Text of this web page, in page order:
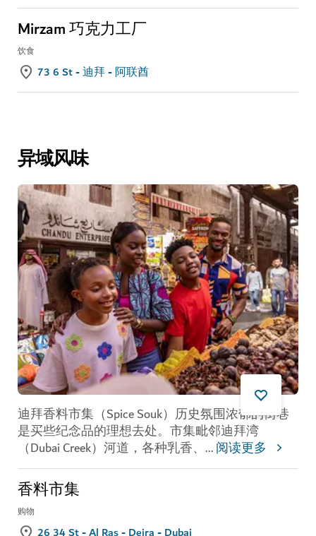
Mirzam 巧克力工厂
饮食
73 6 St - 迪拜 - 阿联酋
异域风味
迪拜香料市集（Spice Souk）历史氛围浓郁的街巷
是买些纪念品的理想去处。市集毗邻迪拜湾
（Dubai Creek）河道，各种乳香、 ...阅读更多
香料市集
购物
26 34 St - Al Ras - Deira - Dubai